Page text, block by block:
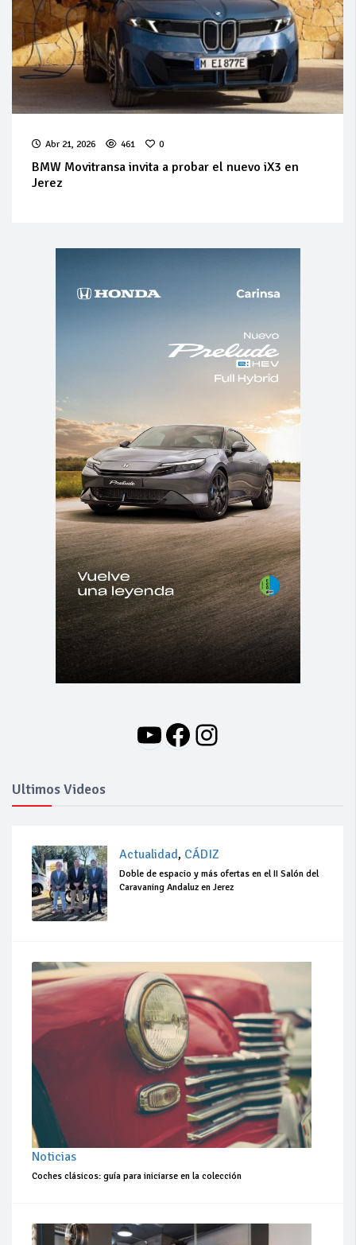
Abr 21, 2026 461 0
BMW Movitransa invita a probar el nuevo iX3 en
Jerez
YouTube
Facebook
Instagram
Ultimos Videos
Actualidad, CÁDIZ
Doble de espacio y más ofertas en el II Salón del
Caravaning Andaluz en Jerez
Noticias
Coches clásicos: guía para iniciarse en la colección